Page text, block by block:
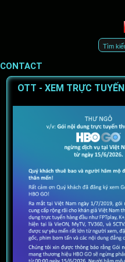
CONTACT
OTT - XEM TRỰC TUYẾN